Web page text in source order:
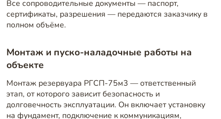
Все сопроводительные документы — паспорт,
сертификаты, разрешения — передаются заказчику в
полном объёме.
Монтаж и пуско-наладочные работы на
объекте
Монтаж резервуара РГСП-75м3 — ответственный
этап, от которого зависит безопасность и
долговечность эксплуатации. Он включает установку
на фундамент, подключение к коммуникациям,